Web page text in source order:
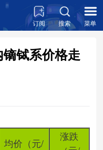
订阅 搜索 菜单
铽系价格走
均价（元/
涨跌